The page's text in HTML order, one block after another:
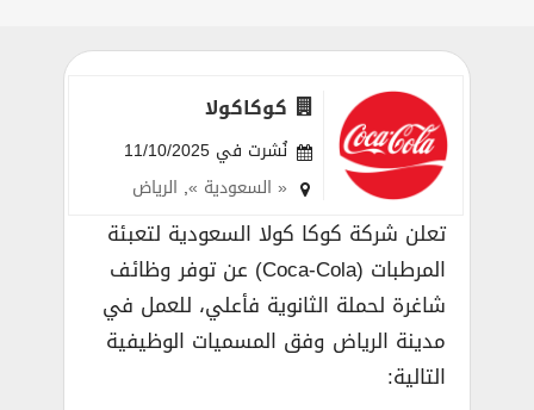
كوكاكولا
نُشرت في 11/10/2025
« السعودية », الرياض
تعلن شركة كوكا كولا السعودية لتعبئة
المرطبات (Coca-Cola) عن توفر وظائف
شاغرة لحملة الثانوية فأعلي، للعمل في
مدينة الرياض وفق المسميات الوظيفية
التالية: